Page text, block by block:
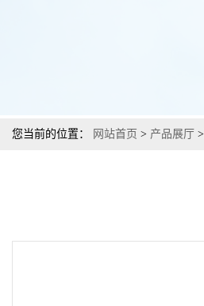
您当前的位置： 网站首页 > 产品展厅 >